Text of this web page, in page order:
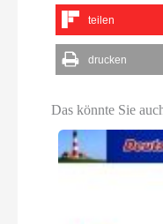
teilen
drucken
Das könnte Sie